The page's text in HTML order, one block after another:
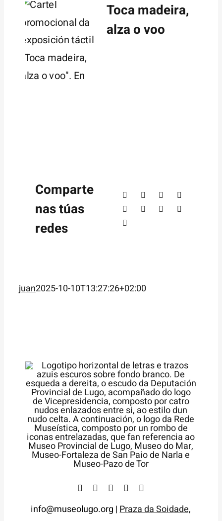
Toca madeira,
alza o voo
Comparte
nas túas
redes
juan2025-10-10T13:27:26+02:00
info@museolugo.org |Praza da Soidade,